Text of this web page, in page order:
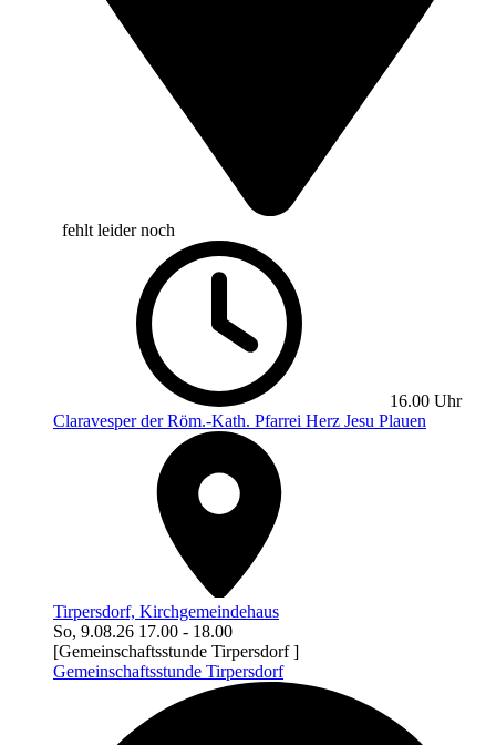
fehlt leider noch
16.00 Uhr
Claravesper der Röm.-Kath. Pfarrei Herz Jesu Plauen
Tirpersdorf, Kirchgemeindehaus
So, 9.08.26 17.00 - 18.00
[Gemeinschaftsstunde Tirpersdorf ]
Gemeinschaftsstunde Tirpersdorf